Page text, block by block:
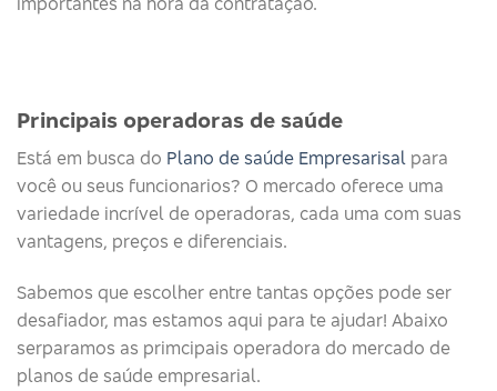
Principais operadoras de saúde​
Está em busca do Plano de saúde Empresarisal para
você ou seus funcionarios? O mercado oferece uma
variedade incrível de operadoras, cada uma com suas
vantagens, preços e diferenciais.
Sabemos que escolher entre tantas opções pode ser
desafiador, mas estamos aqui para te ajudar! Abaixo
serparamos as primcipais operadora do mercado de
planos de saúde empresarial.